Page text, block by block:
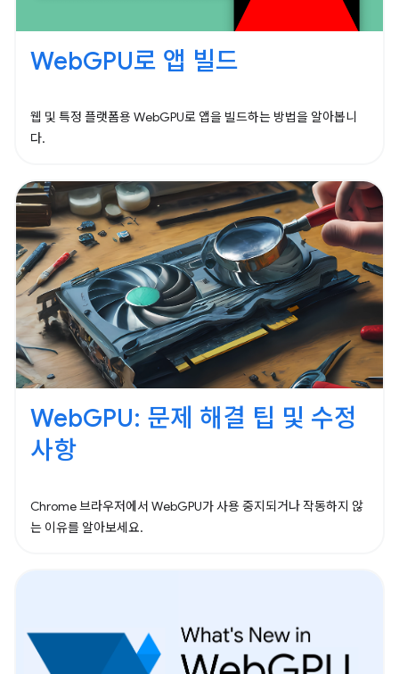
WebGPU로 앱 빌드
웹 및 특정 플랫폼용 WebGPU로 앱을 빌드하는 방법을 알아봅니
다.
WebGPU: 문제 해결 팁 및 수정
사항
Chrome 브라우저에서 WebGPU가 사용 중지되거나 작동하지 않
는 이유를 알아보세요.